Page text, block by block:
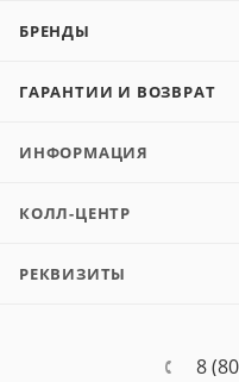
БРЕНДЫ
ГАРАНТИИ И ВОЗВРАТ
ИНФОРМАЦИЯ
КОЛЛ-ЦЕНТР
РЕКВИЗИТЫ
8